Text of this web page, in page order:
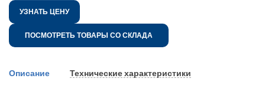
УЗНАТЬ ЦЕНУ
ПОСМОТРЕТЬ ТОВАРЫ СО СКЛАДА
Описание Технические характеристики